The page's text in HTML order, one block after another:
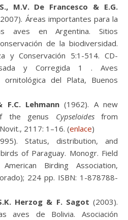
M.V. De Francesco & E.G.
Áreas importantes para la
aves en Argentina. Sitios
de la biodiversidad.
y Conservación 5:1-514. CD-
y Corregida 1 . Aves
ornitológica del Plata, Buenos
F.C. Lehmann(1962). A new
the genus Cypseloidesfrom
2117: 1–16. (enlace)
Status, distribution, and
of Paraguay. Monogr. Field
Birding Association,
224 pp. ISBN: 1-878788-
Herzog & F. Sagot (2003).
aves de Bolivia. Asociación